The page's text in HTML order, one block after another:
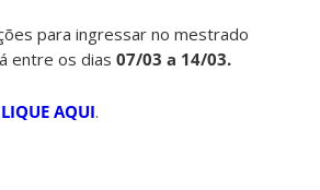
para ingressar no mestrado
entre os dias07/03 a 14/03.
AQUI.